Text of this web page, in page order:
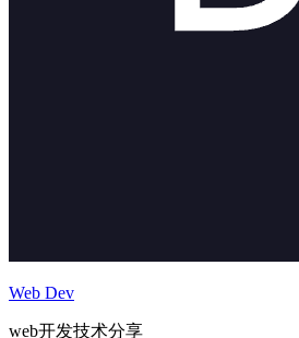
Web Dev
web开发技术分享